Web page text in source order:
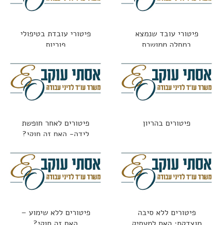
פיטורי עובד שנמצא
במחלה ממושכת
פיטורי עובדת בטיפולי
פוריות
פיטורים בהריון
פיטורים לאחר חופשת
לידה- האם זה חוקי?
פיטורים ללא סיבה
פיטורים ללא שימוע –